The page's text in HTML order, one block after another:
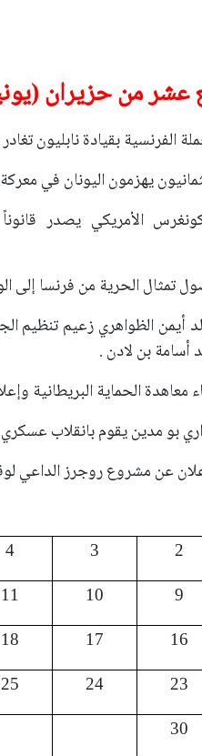
الكونغرس الأمريكي يصدر
مولد أيمن الظواهري زعيم
أسامة بن لادن .
2
3
4
9
10
11
16
17
18
23
24
25
30